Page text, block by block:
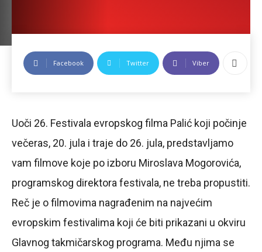
Facebook Twitter Viber
Uoči 26. Festivala evropskog filma Palić koji počinje
večeras, 20. jula i traje do 26. jula, predstavljamo
vam filmove koje po izboru Miroslava Mogorovića,
programskog direktora festivala, ne treba propustiti.
Reč je o filmovima nagrađenim na najvećim
evropskim festivalima koji će biti prikazani u okviru
Glavnog takmičarskog programa. Među njima se